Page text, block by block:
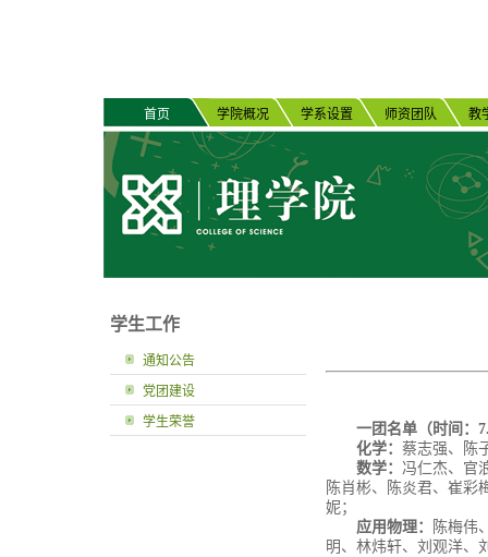
首页 学院概况 学系设置 师资团队 教
学生工作
通知公告
党团建设
学生荣誉
一团名单（时间：
化学： 蔡志强、陈
数学： 冯仁杰、官
陈肖彬、陈炎君、崔彩
妮；
应用物理：
陈梅伟
明、林炜轩、刘观洋、